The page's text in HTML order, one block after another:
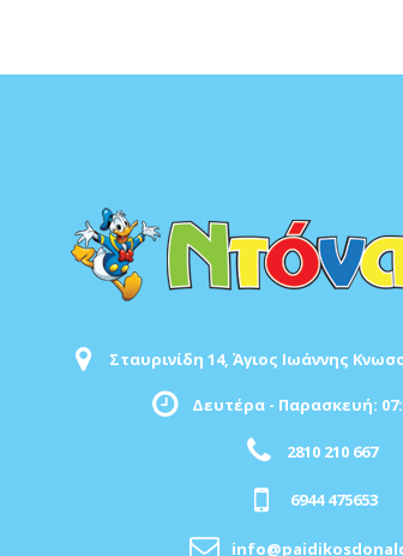
Σταυρινίδη 14, Άγιος Ιωάννης
Δευτέρα - Παρασκευή:
2810 210 667
6944 475653